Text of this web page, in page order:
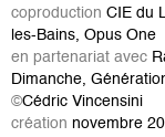
coproduction CIE du
les-Bains, Opus One
en partenariat avec
Dimanche,
©Cédric Vincensini
création novembre